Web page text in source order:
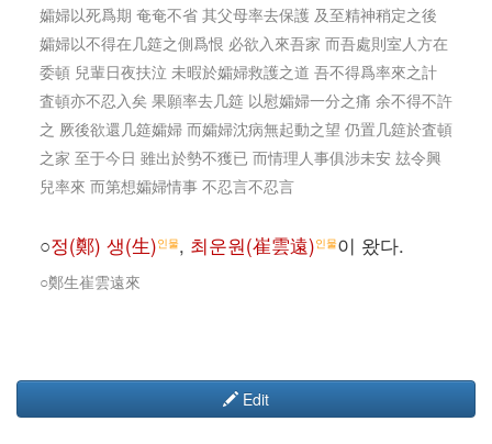
孀婦以死爲期 奄奄不省 其父母率去保護 及至精神稍定之後
孀婦以不得在几筵之側爲恨 必欲入來吾家 而吾處則室人方在
委頓 兒輩日夜扶泣 未暇於孀婦救護之道 吾不得爲率來之計
査頓亦不忍入矣 果願率去几筵 以慰孀婦一分之痛 余不得不許
之 厥後欲還几筵孀婦 而孀婦沈病無起動之望 仍置几筵於査頓
之家 至于今日 雖出於勢不獲已 而情理人事俱涉未安 玆令興
兒率來 而第想孀婦情事 不忍言不忍言
○정(鄭) 생(生)인물, 최운원(崔雲遠)인물이 왔다.
○鄭生崔雲遠來
Edit